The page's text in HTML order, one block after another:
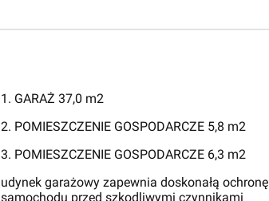
1. GARAŻ 37,0 m2
2. POMIESZCZENIE GOSPODARCZE 5,8 m2
3. POMIESZCZENIE GOSPODARCZE 6,3 m2
udynek garażowy zapewnia doskonałą ochronę
samochodu przed szkodliwymi czynnikami